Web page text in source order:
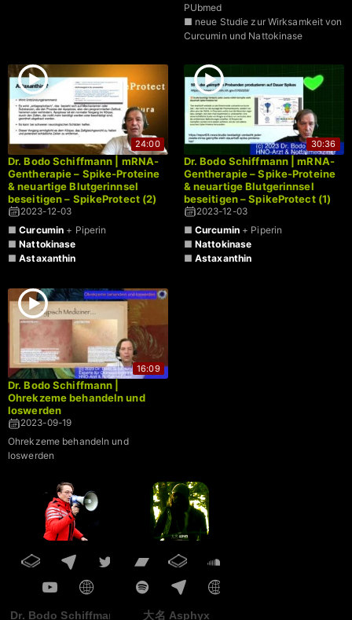
PUbmed
■ neue Studie zur Wirksamkeit von
Curcumin und Nattokinase
24:00
Dr. Bodo Schiffmann | mRNA-
Gentherapie – Spike-Proteine
& neuartige Blutgerinnsel
beseitigen – SpikeProtect (2)
2023-12-03
■Curcumin + Piperin
■Nattokinase
■Astaxanthin
30:36
Dr. Bodo Schiffmann | mRNA-
Gentherapie – Spike-Proteine
& neuartige Blutgerinnsel
beseitigen – SpikeProtect (1)
2023-12-03
■ Curcumin+ Piperin
■ Nattokinase
■ Astaxanthin
16:09
Dr. Bodo Schiffmann |
Ohrekzeme behandeln und
loswerden
2023-09-19
Ohrekzeme behandeln und
loswerden
Dr. Bodo Schiffmann
大名 Asphyx